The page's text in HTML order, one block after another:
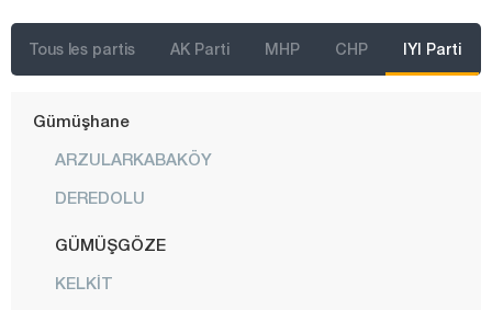
Tous les partis AK Parti MHP CHP IYI Parti
Giresun
Gümüşhane
ARZULARKABAKÖY
DEREDOLU
GÜMÜŞGÖZE
KELKİT